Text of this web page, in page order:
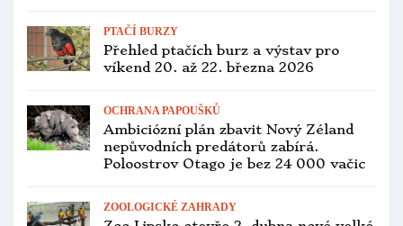
OCHRANA PAPOUŠKŮ
Změny v Červené knize IUCN: pyrura
žlutozelený jsou více ohrožení
CITES A LEGISLATIVA
Za pašování dvou aratingů schovaných
20 let vězení